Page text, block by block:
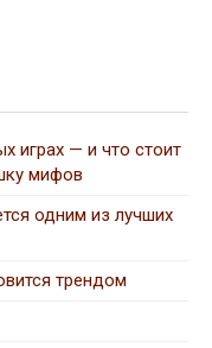
играх — и что стоит
мифов
одним из лучших
трендом